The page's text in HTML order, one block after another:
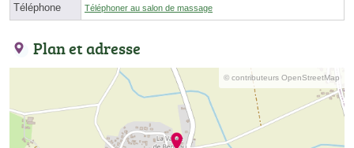
Téléphone Téléphoner au salon de massage
Plan et adresse
© contributeurs OpenStreetMap